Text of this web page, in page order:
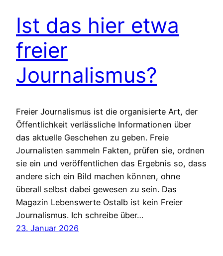
Ist das hier etwa
freier
Journalismus?
Freier Journalismus ist die organisierte Art, der
Öffentlichkeit verlässliche Informationen über
das aktuelle Geschehen zu geben. Freie
Journalisten sammeln Fakten, prüfen sie, ordnen
sie ein und veröffentlichen das Ergebnis so, dass
andere sich ein Bild machen können, ohne
überall selbst dabei gewesen zu sein. Das
Magazin Lebenswerte Ostalb ist kein Freier
Journalismus. Ich schreibe über…
23. Januar 2026